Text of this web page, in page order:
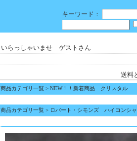
キーワード：
いらっしゃいませ ゲストさん
送料
商品カテゴリ一覧 > NEW！！新着商品 クリスタル
商品カテゴリ一覧 > ロバート・シモンズ ハイコンシ